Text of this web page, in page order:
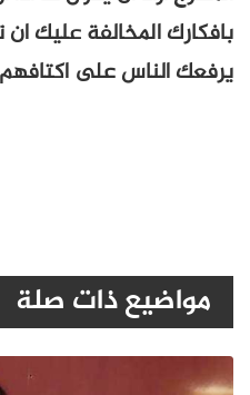
بافكارك المخالفة عليك
يرفعك الناس على
مواضيع ذات صلة